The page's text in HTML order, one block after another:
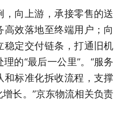
向上游，承接零售的送
高效落地至终端用户；向
稳定交付链条，打通旧机
的“最后一公里”。“服务
和标准化拆收流程，支撑
长。”京东物流相关负责